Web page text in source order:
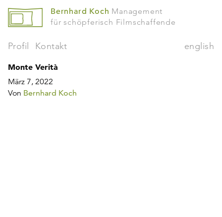
Bernhard Koch Management
für schöpferisch Filmschaffende
Profil Kontakt english
Monte Verità
März 7, 2022
Von Bernhard Koch